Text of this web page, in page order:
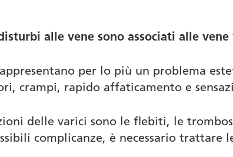
alle vene sono associati alle
per lo più un problema
crampi, rapido affaticamento e
delle varici sono le flebiti, le
complicanze, è necessario trattare